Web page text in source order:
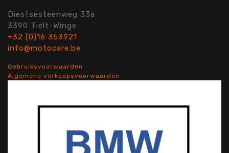
Diestsesteenweg 33a
3390 Tielt-Winge
+32 (0)16 353921
info@motocare.be
Gebruiksvoorwaarden
Algemene verkoopsvoorwaarden